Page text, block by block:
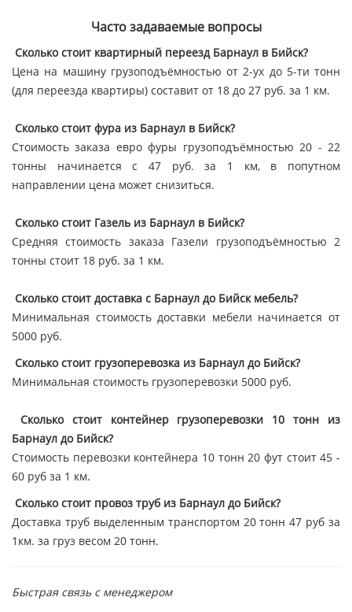
Часто задаваемые вопросы
Сколько стоит квартирный переезд Барнаул в Бийск?
Цена на машину грузоподъёмностью от 2-ух до 5-ти тонн
(для переезда квартиры) составит от 18 до 27 руб. за 1 км.
Сколько стоит фура из Барнаул в Бийск?
Стоимость заказа евро фуры грузоподъёмностью 20 - 22
тонны начинается с 47 руб. за 1 км, в попутном
направлении цена может снизиться.
Сколько стоит Газель из Барнаул в Бийск?
Средняя стоимость заказа Газели грузоподъёмностью 2
тонны стоит 18 руб. за 1 км.
Сколько стоит доставка с Барнаул до Бийск мебель?
Минимальная стоимость доставки мебели начинается от
5000 руб.
Сколько стоит грузоперевозка из Барнаул до Бийск?
Минимальная стоимость грузоперевозки 5000 руб.
Сколько стоит контейнер грузоперевозки 10 тонн из
Барнаул до Бийск?
Стоимость перевозки контейнера 10 тонн 20 фут стоит 45 -
60 руб за 1 км.
Сколько стоит провоз труб из Барнаул до Бийск?
Доставка труб выделенным транспортом 20 тонн 47 руб за
1км. за груз весом 20 тонн.
Быстрая связь с менеджером